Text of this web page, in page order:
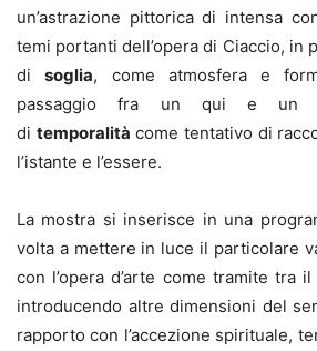
un’astrazione pittorica di intensa
temi portanti dell’opera di Ciaccio, in
disoglia, come atmosfera e
passaggio fra un qui e un
di temporalità come tentativo di
l’istante e l’essere.
La mostra si inserisce in una
volta a mettere in luce il particolare
con l’opera d’arte come tramite tra
introducendo altre dimensioni del
rapporto con l’accezione spirituale,